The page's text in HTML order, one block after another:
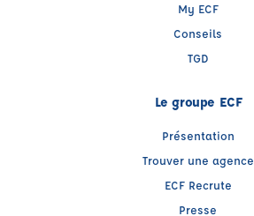
My ECF
Conseils
TGD
Le groupe ECF
Présentation
Trouver une agence
ECF Recrute
Presse